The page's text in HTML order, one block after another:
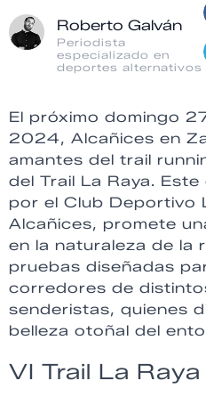
Roberto Galván
Periodista
especializado en
deportes alternativos
El próximo domingo
2024, Alcañices en
amantes del trail
del Trail La Raya.
por el Club Deportivo
Alcañices, promete
en la naturaleza de la
pruebas diseñadas
corredores de
senderistas, quienes
belleza otoñal del
VI Trail La Raya